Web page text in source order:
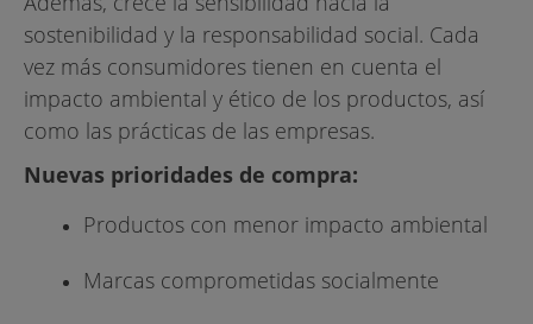
sostenibilidad y la responsabilidad social. Cada
vez más consumidores tienen en cuenta el
impacto ambiental y ético de los productos, así
como las prácticas de las empresas.
Nuevas prioridades de compra:
Productos con menor impacto ambiental
Marcas comprometidas socialmente